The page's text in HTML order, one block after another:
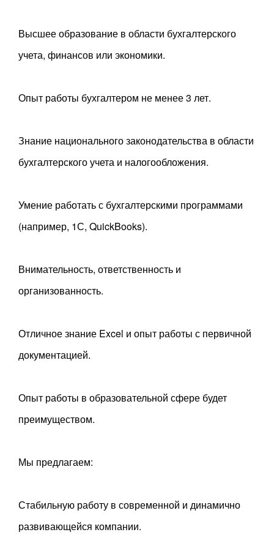
Высшее образование в области бухгалтерского
учета, финансов или экономики.
Опыт работы бухгалтером не менее 3 лет.
Знание национального законодательства в области
бухгалтерского учета и налогообложения.
Умение работать с бухгалтерскими программами
(например, 1С, QuickBooks).
Внимательность, ответственность и
организованность.
Отличное знание Excel и опыт работы с первичной
документацией.
Опыт работы в образовательной сфере будет
преимуществом.
Мы предлагаем:
Стабильную работу в современной и динамично
развивающейся компании.